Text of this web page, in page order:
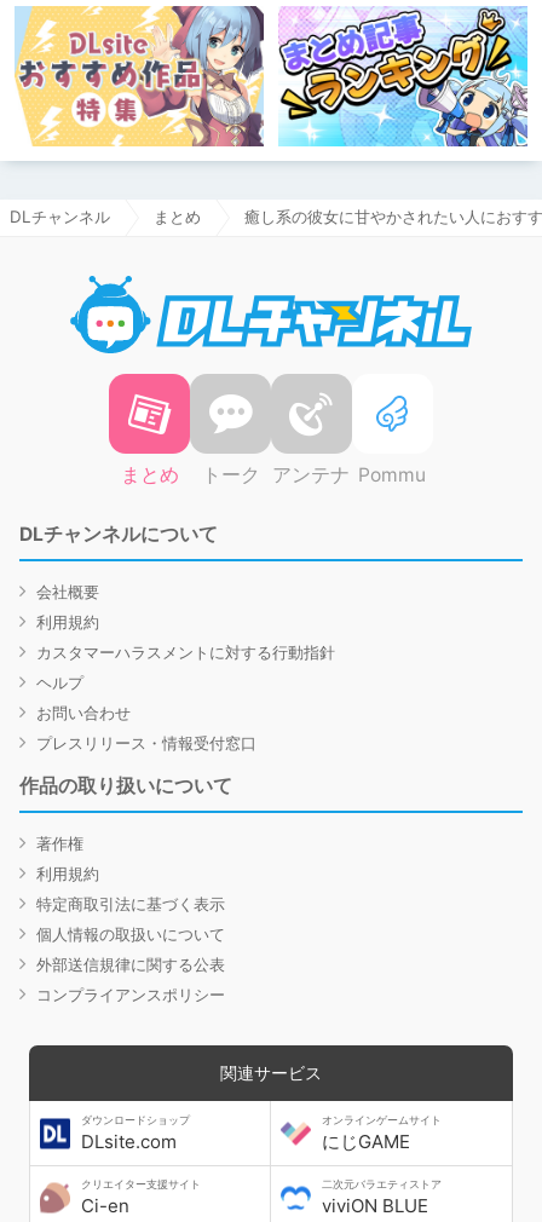
DLチャンネル まとめ 癒し系の彼女に甘やかされたい人におす
まとめ トーク アンテナ Pommu
DLチャンネルについて
会社概要
利用規約
カスタマーハラスメントに対する行動指針
ヘルプ
お問い合わせ
プレスリリース・情報受付窓口
作品の取り扱いについて
著作権
利用規約
特定商取引法に基づく表示
個人情報の取扱いについて
外部送信規律に関する公表
コンプライアンスポリシー
関連サービス
ダウンロードショップ
DLsite.com
オンラインゲームサイト
にじGAME
クリエイター支援サイト
Ci-en
二次元バラエティストア
viviON BLUE